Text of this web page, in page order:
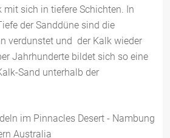
mit sich in tiefere Schichten. In
der Sanddüne sind die
verdunstet und der Kalk wieder
Jahrhunderte bildet sich so eine
Sand unterhalb der